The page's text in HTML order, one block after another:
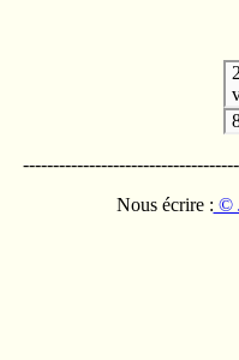
Nous écrire : ©